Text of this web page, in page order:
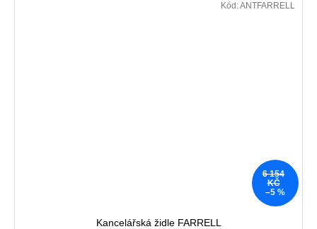
6 154
KČ
–5 %
Kancelářská židle FARRELL
Kód:ANTFARRELL